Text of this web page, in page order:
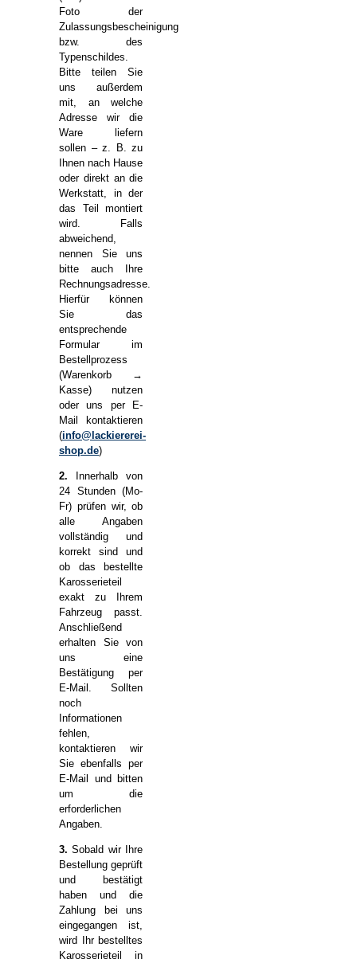
Foto der
Zulassungsbescheinigung
bzw. des
Typenschildes.
Bitte teilen Sie
uns außerdem
mit, an welche
Adresse wir die
Ware liefern
sollen – z. B. zu
Ihnen nach Hause
oder direkt an die
Werkstatt, in der
das Teil montiert
wird. Falls
abweichend,
nennen Sie uns
bitte auch Ihre
Rechnungsadresse.
Hierfür können
Sie das
entsprechende
Formular im
Bestellprozess
(Warenkorb →
Kasse) nutzen
oder uns per E-
Mail kontaktieren
(info@lackiererei-
shop.de)
2. Innerhalb von
24 Stunden (Mo-
Fr) prüfen wir, ob
alle Angaben
vollständig und
korrekt sind und
ob das bestellte
Karosserieteil
exakt zu Ihrem
Fahrzeug passt.
Anschließend
erhalten Sie von
uns eine
Bestätigung per
E-Mail. Sollten
noch
Informationen
fehlen,
kontaktieren wir
Sie ebenfalls per
E-Mail und bitten
um die
erforderlichen
Angaben.
3. Sobald wir Ihre
Bestellung geprüft
und bestätigt
haben und die
Zahlung bei uns
eingegangen ist,
wird Ihr bestelltes
Karosserieteil in